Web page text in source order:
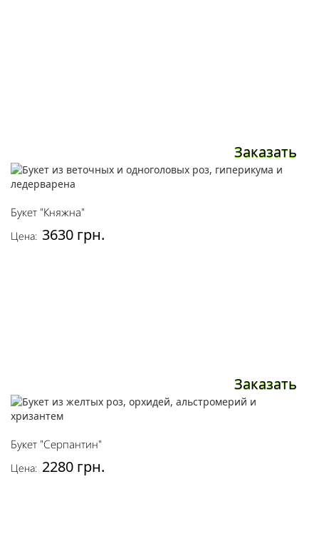
Заказать
Букет "Княжна"
Цена: 3630 грн.
Заказать
Букет "Серпантин"
Цена: 2280 грн.